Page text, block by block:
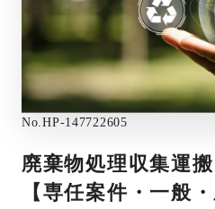
No.HP-147722605
廃棄物処理収集運
【専任案件・一般